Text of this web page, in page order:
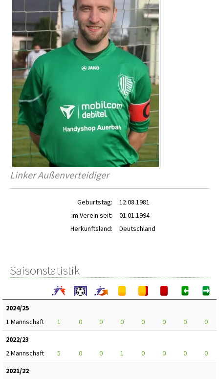
Linker Außenverteidiger
Geburtstag:
12.08.1981
im Verein seit:
01.01.1994
Herkunftsland:
Deutschland
Saisonstatistik
2024/25
1.Mannschaft
1 0 0 0 0 0 0
0
2022/23
2.Mannschaft
5 0 0 1 0 0 0
0
2021/22